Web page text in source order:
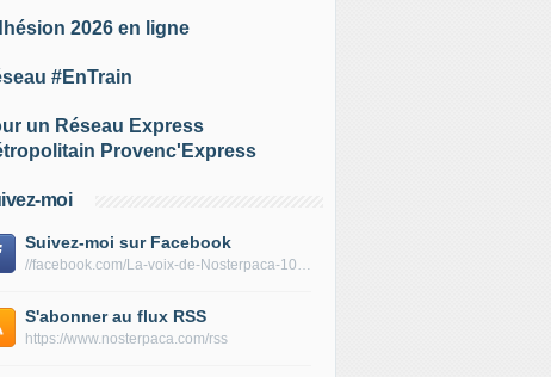
2026 en ligne
#EnTrain
un Réseau Express
Provenc'Express
moi
Suivez-moi sur Facebook
//facebook.com/La-voix-de-Nosterpaca-106434384284735
S'abonner au flux RSS
https://www.nosterpaca.com/rss